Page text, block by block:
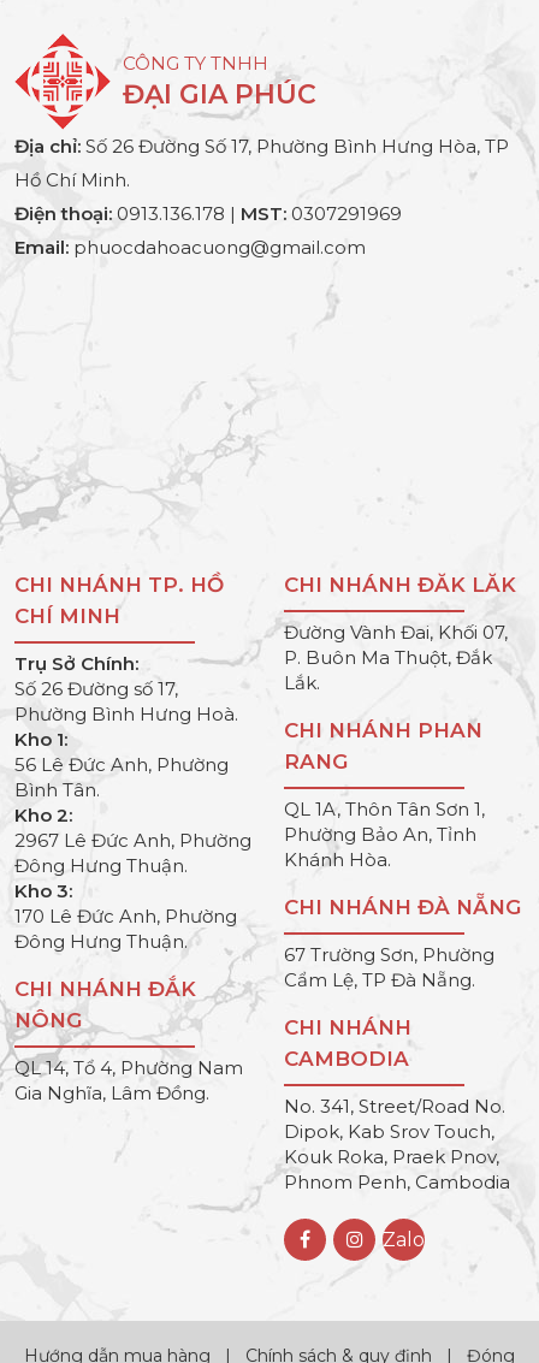
CÔNG TY TNHH
ĐẠI GIA PHÚC
Địa chỉ: Số 26 Đường Số 17, Phường Bình Hưng Hòa, TP
Hồ Chí Minh.
Điện thoại: 0913.136.178 | MST: 0307291969
Email: phuocdahoacuong@gmail.com
CHI NHÁNH TP. HỒ
CHÍ MINH
Trụ Sở Chính:
Số 26 Đường số 17,
Phường Bình Hưng Hoà.
Kho 1:
56 Lê Đức Anh, Phường
Bình Tân.
Kho 2:
2967 Lê Đức Anh, Phường
Đông Hưng Thuận.
Kho 3:
170 Lê Đức Anh, Phường
Đông Hưng Thuận.
CHI NHÁNH ĐẮK
NÔNG
QL 14, Tổ 4, Phường Nam
Gia Nghĩa, Lâm Đồng.
CHI NHÁNH ĐĂK LĂK
Đường Vành Đai, Khối 07,
P. Buôn Ma Thuột, Đắk
Lắk.
CHI NHÁNH PHAN
RANG
QL 1A, Thôn Tân Sơn 1,
Phường Bảo An, Tỉnh
Khánh Hòa.
CHI NHÁNH ĐÀ NẴNG
67 Trường Sơn, Phường
Cẩm Lệ, TP Đà Nẵng.
CHI NHÁNH
CAMBODIA
No. 341, Street/Road No.
Dipok, Kab Srov Touch,
Kouk Roka, Praek Pnov,
Phnom Penh, Cambodia
Zalo
Hướng dẫn mua hàng | Chính sách & quy định | Đóng